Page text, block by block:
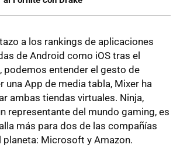
a los rankings de aplicaciones
de Android como iOS tras el
podemos entender el gesto de
una App de media tabla, Mixer ha
ambas tiendas virtuales. Ninja,
representante del mundo gaming, es
más para dos de las compañías
planeta: Microsoft y Amazon.